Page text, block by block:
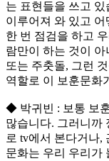
는 표현들을 쓰고
이루어져 와 있고 어
한 번 점검을 하고
람만이 하는 것이
또는 주춧돌, 그런
역할로 이 보훈문화
◆ 박귀빈 : 보통 보
많습니다. 그러니까
로 tv에서 본다거나,
문화는 우리 우리가